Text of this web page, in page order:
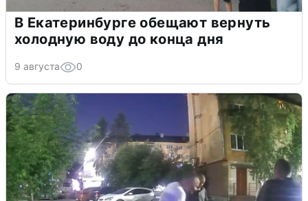
В Екатеринбурге обещают вернуть
холодную воду до конца дня
9 августа 0